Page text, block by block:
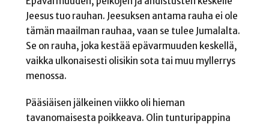
Jeesus tuo rauhan. Jeesuksen antama rauha ei ole
tämän maailman rauhaa, vaan se tulee Jumalalta.
Se on rauha, joka kestää epävarmuuden keskellä,
vaikka ulkonaisesti olisikin sota tai muu myllerrys
menossa.
Pääsiäisen jälkeinen viikko oli hieman
tavanomaisesta poikkeava. Olin tunturipappina